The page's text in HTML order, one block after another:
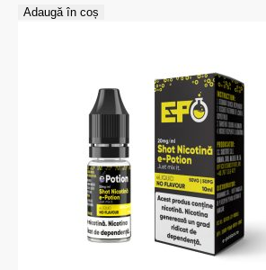
Adaugă în coș